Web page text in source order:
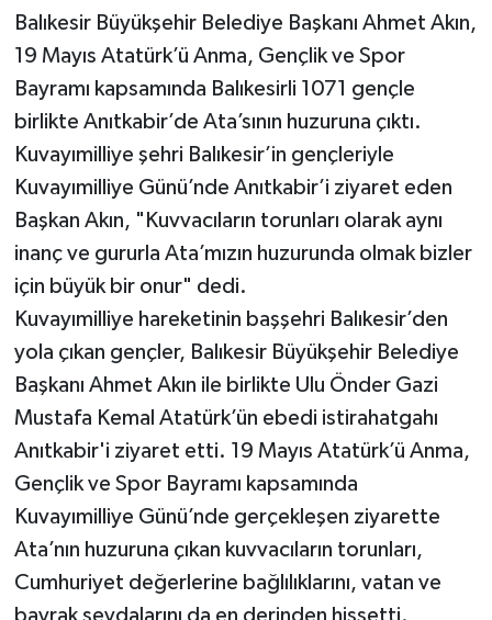
Balıkesir Büyükşehir Belediye Başkanı Ahmet Akın,
19 Mayıs Atatürk’ü Anma, Gençlik ve Spor
Bayramı kapsamında Balıkesirli 1071 gençle
birlikte Anıtkabir’de Ata’sının huzuruna çıktı.
Kuvayımilliye şehri Balıkesir’in gençleriyle
Kuvayımilliye Günü’nde Anıtkabir’i ziyaret eden
Başkan Akın, "Kuvvacıların torunları olarak aynı
inanç ve gururla Ata’mızın huzurunda olmak bizler
için büyük bir onur" dedi.
Kuvayımilliye hareketinin başşehri Balıkesir’den
yola çıkan gençler, Balıkesir Büyükşehir Belediye
Başkanı Ahmet Akın ile birlikte Ulu Önder Gazi
Mustafa Kemal Atatürk’ün ebedi istirahatgahı
Anıtkabir'i ziyaret etti. 19 Mayıs Atatürk’ü Anma,
Gençlik ve Spor Bayramı kapsamında
Kuvayımilliye Günü’nde gerçekleşen ziyarette
Ata’nın huzuruna çıkan kuvvacıların torunları,
Cumhuriyet değerlerine bağlılıklarını, vatan ve
bayrak sevdalarını da en derinden hissetti.